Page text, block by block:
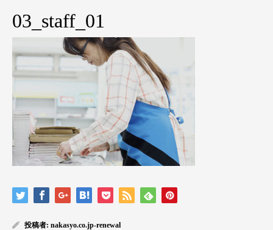
03_staff_01
投稿者: nakasyo.co.jp-renewal